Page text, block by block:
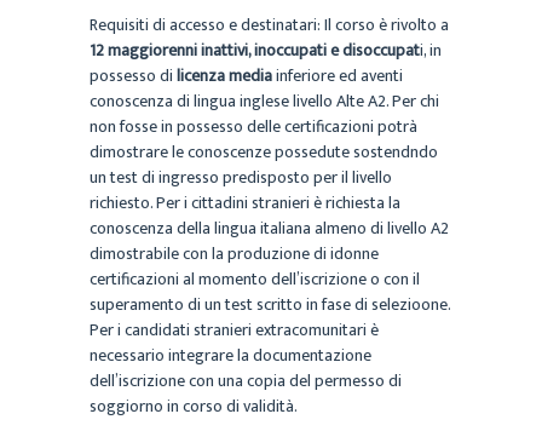
Requisiti di accesso e destinatari: Il corso è rivolto a
12 maggiorenni inattivi, inoccupati e disoccupati, in
possesso dilicenza mediainferiore ed aventi
conoscenza di lingua inglese livello Alte A2. Per chi
non fosse in possesso delle certificazioni potrà
dimostrare le conoscenze possedute sostendndo
un test di ingresso predisposto per il livello
richiesto. Per i cittadini stranieri è richiesta la
conoscenza della lingua italiana almeno di livello A2
dimostrabile con la produzione di idonne
certificazioni al momento dell’iscrizione o con il
superamento di un test scritto in fase di selezioone.
Per i candidati stranieri extracomunitari è
necessario integrare la documentazione
dell’iscrizione con una copia del permesso di
soggiorno in corso di validità.